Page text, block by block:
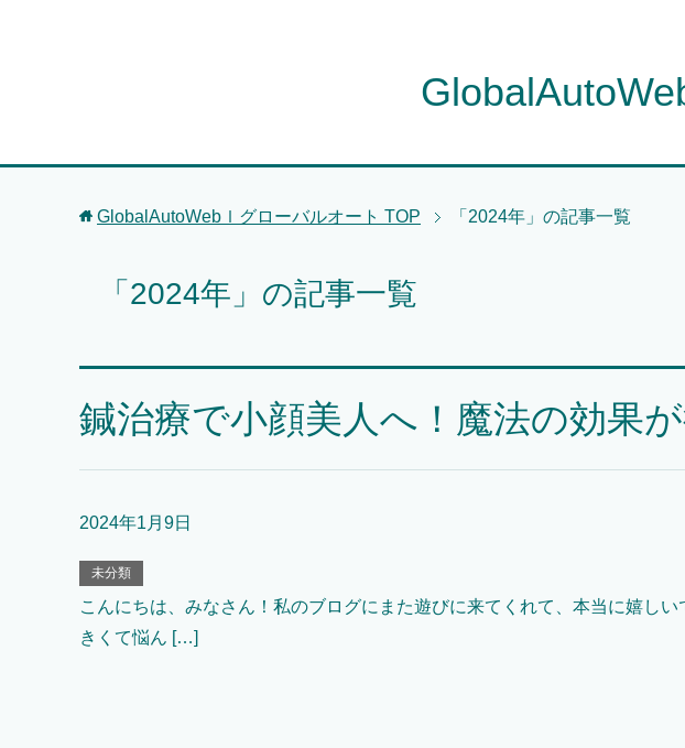
GlobalAutoWebｌグローバルオート TOP 「2024年」の記事一覧
「2024年」の記事一覧
鍼治療で小顔美人へ！魔法の効果
2024年1月9日
未分類
こんにちは、みなさん！私のブログにまた遊びに来てくれて、本当に嬉し
きくて悩ん […]